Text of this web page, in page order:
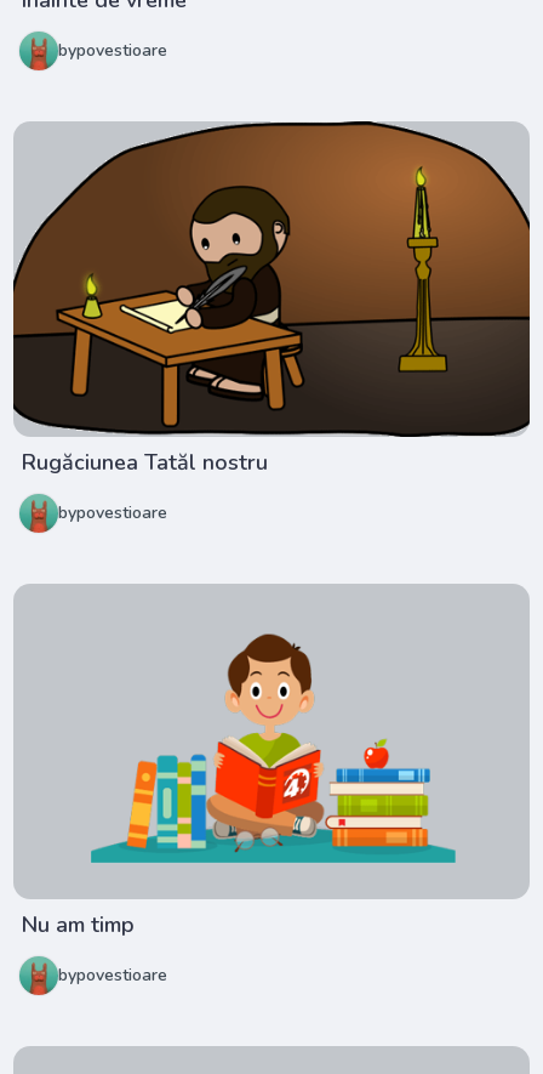
bypovestioare
Rugăciunea Tatăl nostru
bypovestioare
Nu am timp
bypovestioare